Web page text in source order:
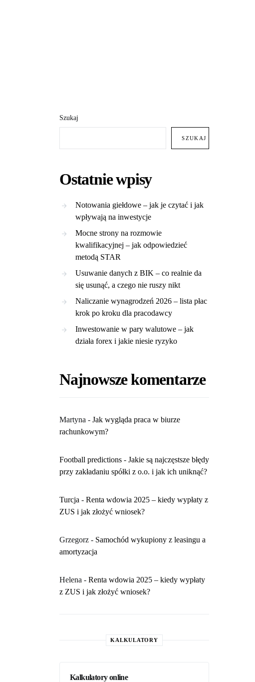
Szukaj
SZUKAJ
Ostatnie wpisy
Notowania giełdowe – jak je czytać i jak
wpływają na inwestycje
Mocne strony na rozmowie
kwalifikacyjnej – jak odpowiedzieć
metodą STAR
Usuwanie danych z BIK – co realnie da
się usunąć, a czego nie ruszy nikt
Naliczanie wynagrodzeń 2026 – lista płac
krok po kroku dla pracodawcy
Inwestowanie w pary walutowe – jak
działa forex i jakie niesie ryzyko
Najnowsze komentarze
Martyna - ​Jak wygląda praca w biurze
rachunkowym?
Football predictions - Jakie są najczęstsze błędy
przy zakładaniu spółki z o.o. i jak ich uniknąć?
Turcja - Renta wdowia 2025 – kiedy wypłaty z
ZUS i jak złożyć wniosek?
Grzegorz - Samochód wykupiony z leasingu a
amortyzacja
Helena - Renta wdowia 2025 – kiedy wypłaty
z ZUS i jak złożyć wniosek?
KALKULATORY
Kalkulatory online